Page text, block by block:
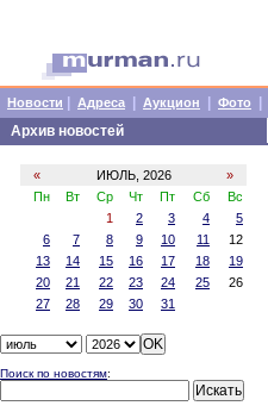
Новости Адреса Аукцион Фото
Архив новостей
« ИЮЛЬ, 2026
»
Пн
Вт Ср Чт Пт Сб
Вс
1
2 3 4
5
6
7 8 9 10 11
12
13
14 15 16 17 18
19
20
21 22 23 24 25
26
27
28 29 30 31
Поиск по новостям: